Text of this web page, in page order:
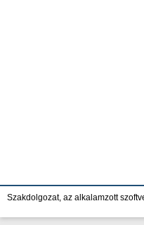
Szakdolgozat, az alkalamzott